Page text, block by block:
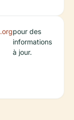
pour des
informations
à jour.